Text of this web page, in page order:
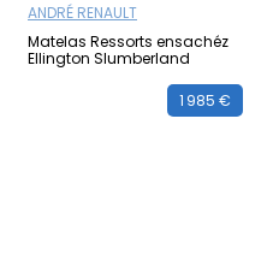
ANDRÉ RENAULT
Matelas Ressorts ensachéz
Ellington Slumberland
1 985 €